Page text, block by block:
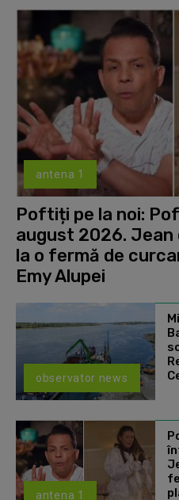
antena 1
Poftiți pe la noi:
august 2026. Jean
la o fermă de
Emy Alupei
observator news
antena 1